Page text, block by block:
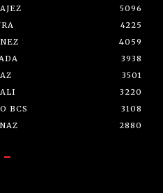
5096
4225
4059
3938
3501
3220
BCS
3108
2880
-